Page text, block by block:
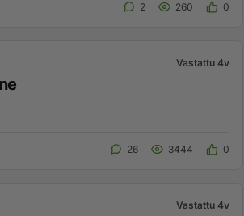
2 260 0
Vastattu 4v
26 3444 0
Vastattu 4v